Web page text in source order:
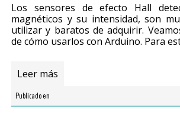
Los sensores de efecto Hall
magnéticos y su intensidad, son
utilizar y baratos de adquirir.
de cómo usarlos con Arduino. Para
Leer más
Publicado en